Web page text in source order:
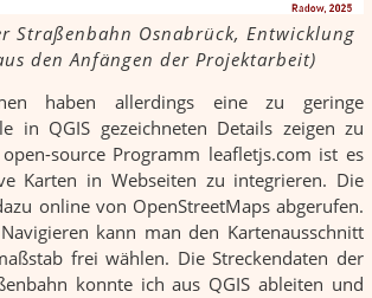
Straßenbahn Osnabrück, Entwicklung
den Anfängen der Projektarbeit)
haben allerdings eine zu geringe
in QGIS gezeichneten Details zeigen zu
source Programm leafletjs.com ist es
Karten in Webseiten zu integrieren. Die
online von OpenStreetMaps abgerufen.
kann man den Kartenausschnitt
frei wählen. Die Streckendaten der
konnte ich aus QGIS ableiten und